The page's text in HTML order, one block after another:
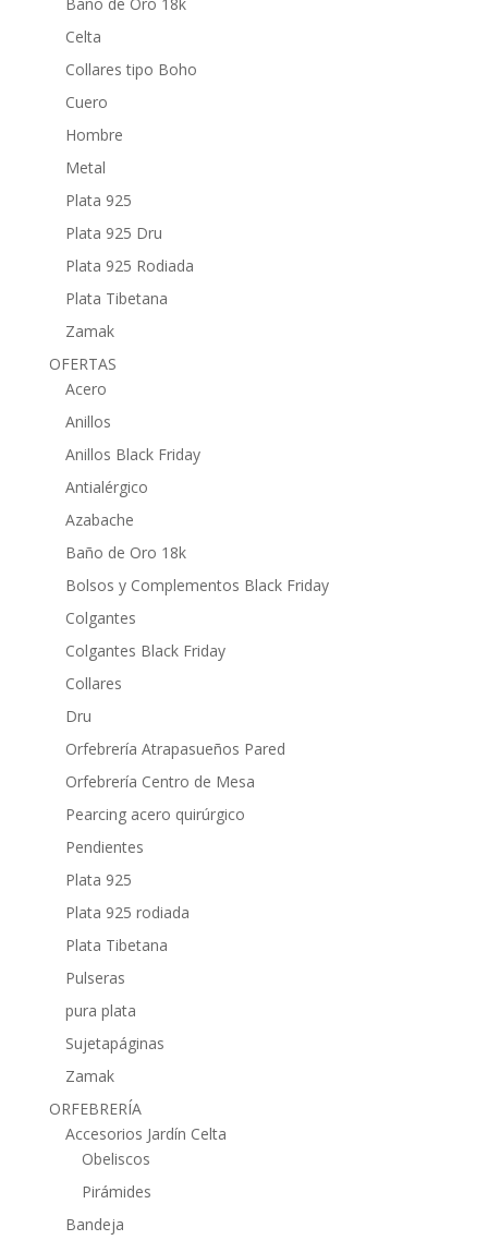
Celta
Collares tipo Boho
Cuero
Hombre
Metal
Plata 925
Plata 925 Dru
Plata 925 Rodiada
Plata Tibetana
Zamak
OFERTAS
Acero
Anillos
Anillos Black Friday
Antialérgico
Azabache
Baño de Oro 18k
Bolsos y Complementos Black Friday
Colgantes
Colgantes Black Friday
Collares
Dru
Orfebrería Atrapasueños Pared
Orfebrería Centro de Mesa
Pearcing acero quirúrgico
Pendientes
Plata 925
Plata 925 rodiada
Plata Tibetana
Pulseras
pura plata
Sujetapáginas
Zamak
ORFEBRERÍA
Accesorios Jardín Celta
Obeliscos
Pirámides
Bandeja